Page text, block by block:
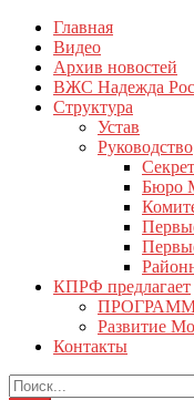
Перейти
содержимому
КПРФ Мордовия
Мордовское
Главная
Видео
Архив новостей
ВЖС Надежда
Структура
Устав
Руководство
Бюро
КПРФ предлагает
Развитие
Контакты